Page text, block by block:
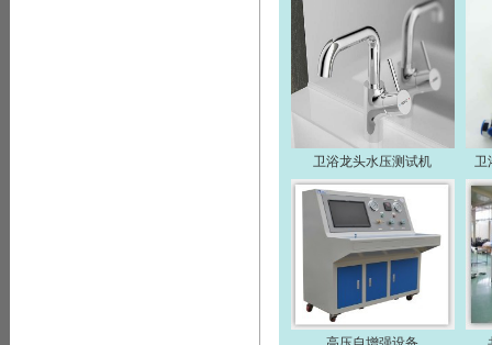
卫浴龙头水压测试机 卫